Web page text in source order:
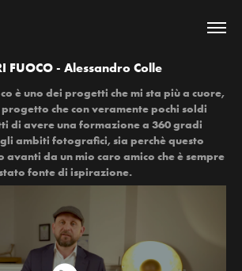
FUOCO - Alessandro Colle
è uno dei progetti che mi sta più a cuore,
progetto che con veramente pochi soldi
di avere una formazione a 360 gradi
ambiti fotografici, sia perchè questo
da un mio caro amico che è sempre
fonte di ispirazione.